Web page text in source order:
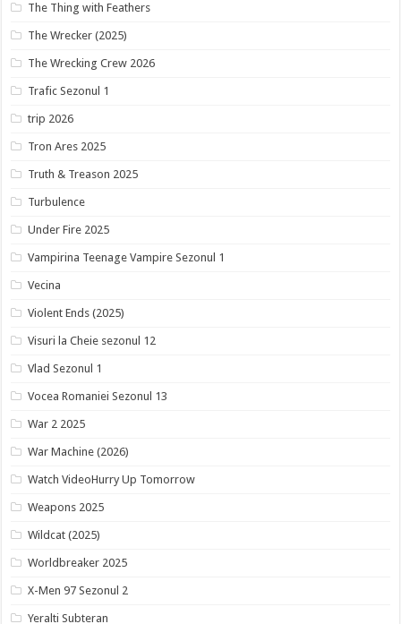
The Thing with Feathers
The Wrecker (2025)
The Wrecking Crew 2026
Trafic Sezonul 1
trip 2026
Tron Ares 2025
Truth & Treason 2025
Turbulence
Under Fire 2025
Vampirina Teenage Vampire Sezonul 1
Vecina
Violent Ends (2025)
Visuri la Cheie sezonul 12
Vlad Sezonul 1
Vocea Romaniei Sezonul 13
War 2 2025
War Machine (2026)
Watch VideoHurry Up Tomorrow
Weapons 2025
Wildcat (2025)
Worldbreaker 2025
X-Men 97 Sezonul 2
Yeralti Subteran